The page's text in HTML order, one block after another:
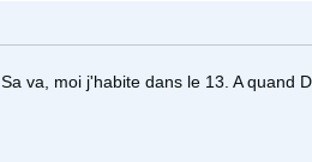
Sa va, moi j'habite dans le 13. A quand